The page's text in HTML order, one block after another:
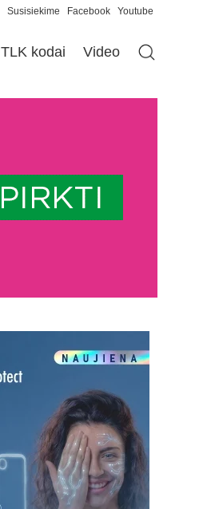
Susisiekime Facebook Youtube
TLK kodai Video